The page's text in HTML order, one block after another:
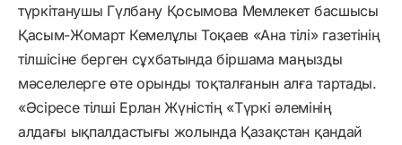
түркітанушы Гүлбану Қосымова Мемлекет басшысы
Қасым-Жомарт Кемелұлы Тоқаев «Ана тілі» газетінің
тілшісіне берген сұхбатында біршама маңызды
мәселелерге өте орынды тоқталғанын алға тартады.
«Әсіресе тілші Ерлан Жүністің «Түркі әлемінің
алдағы ықпалдастығы жолында Қазақстан қандай